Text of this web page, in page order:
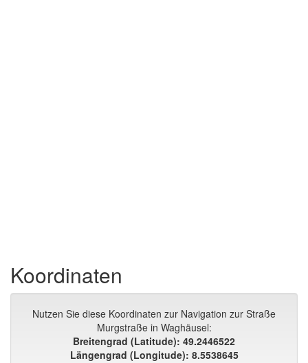
Koordinaten
Nutzen Sie diese Koordinaten zur Navigation zur Straße
Murgstraße in Waghäusel:
Breitengrad (Latitude): 49.2446522
Längengrad (Longitude): 8.5538645